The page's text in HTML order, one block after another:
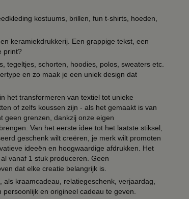
kostuums, brillen, fun t-shirts, hoeden,
keramiekdrukkerij. Een grappige tekst, een
print?
tegeltjes, schorten, hoodies, polos, sweaters etc.
en zo maak je een uniek design dat
het transformeren van textiel tot unieke
of zelfs koussen zijn - als het gemaakt is van
geen grenzen, dankzij onze eigen
Van het eerste idee tot het laatste stiksel,
geschenk wilt creëren, je merk wilt promoten
ideeën en hoogwaardige afdrukken. Het
vanaf 1 stuk produceren. Geen
dat elke creatie belangrijk is.
kraamcadeau, relatiegeschenk, verjaardag,
en origineel cadeau te geven.